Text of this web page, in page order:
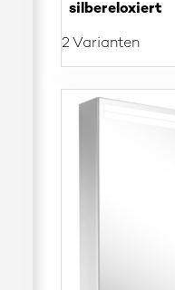
silbereloxiert
2 Varianten